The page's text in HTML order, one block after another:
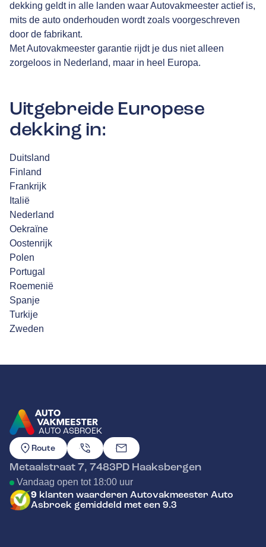
dekking geldt in alle landen waar Autovakmeester actief is,
mits de auto onderhouden wordt zoals voorgeschreven
door de fabrikant.
Met Autovakmeester garantie rijdt je dus niet alleen
zorgeloos in Nederland, maar in heel Europa.
Uitgebreide Europese
dekking in:
Duitsland
Finland
Frankrijk
Italië
Nederland
Oekraïne
Oostenrijk
Polen
Portugal
Roemenië
Spanje
Turkije
Zweden
AUTO ASBROEK
GA NAAR DE HOMEPAGINA
Route
Metaalstraat 7, 7483PD Haaksbergen
Vandaag open tot 18:00 uur
9 klanten waarderen Autovakmeester Auto
Asbroek gemiddeld met een 9.3